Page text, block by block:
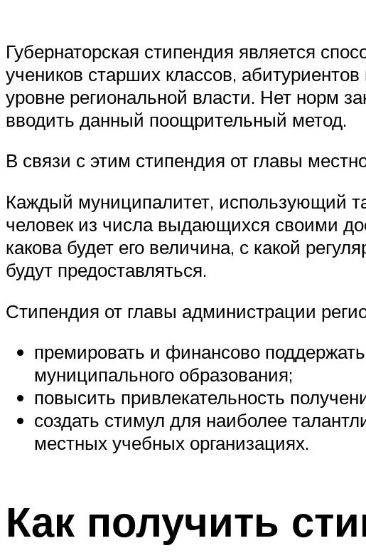
Губернаторская стипендия является
учеников старших классов,
уровне региональной власти. Нет норм
вводить данный поощрительный метод.
В связи с этим стипендия от главы
Каждый муниципалитет, использующий
человек из числа выдающихся своими
какова будет его величина, с какой
будут предоставляться.
Стипендия от главы администрации
премировать и финансово
муниципального образования;
повысить привлекательность
создать стимул для наиболее
местных учебных организациях.
Как получить